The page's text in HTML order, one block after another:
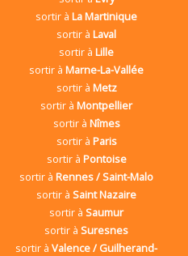
sortir àLa Martinique
sortir àLaval
sortir àLille
sortir àMarne-La-Vallée
sortir à Metz
sortir àMontpellier
sortir à Nîmes
sortir à Paris
sortir à Pontoise
sortir àRennes / Saint-Malo
sortir àSaint Nazaire
sortir àSaumur
sortir àSuresnes
sortir àValence / Guilherand-